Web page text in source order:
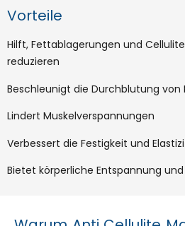
Vorteile
Hilft, Fettablagerungen und
reduzieren
Beschleunigt die Durchblutung von
Lindert Muskelverspannungen
Verbessert die Festigkeit und
Bietet körperliche Entspannung